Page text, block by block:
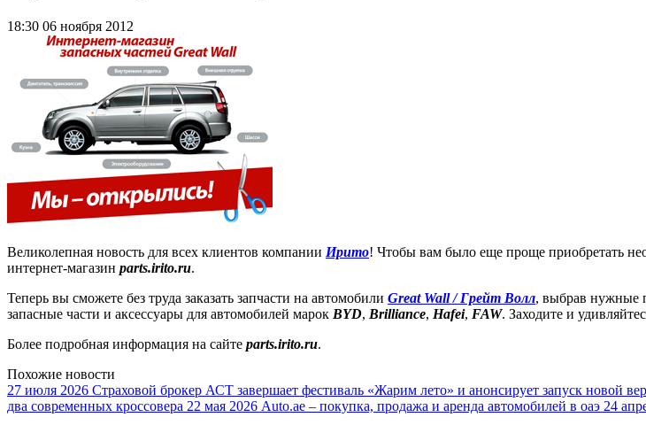
18:30 06 ноября 2012
Великолепная новость для всех клиентов компании Ирито! Чтобы вам было еще проще приобретать
интернет-магазин parts.irito.ru.
Теперь вы сможете без труда заказать запчасти на автомобили Great Wall / Грейт Волл, выбрав нужные
запасные части и аксессуары для автомобилей марок BYD, Brilliance, Hafei, FAW. Заходите и
Более подробная информация на сайте parts.irito.ru.
Похожие новости
27 июля 2026 Страховой брокер АСТ завершает фестиваль «Жарим лето» и анонсирует запуск новой
два современных кроссовера 22 мая 2026 Auto.ae – покупка, продажа и аренда автомобилей в оаэ 24